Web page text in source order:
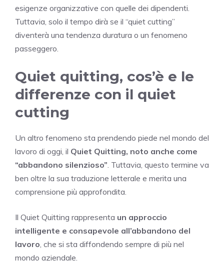
esigenze organizzative con quelle dei dipendenti.
Tuttavia, solo il tempo dirà se il “quiet cutting”
diventerà una tendenza duratura o un fenomeno
passeggero.
Quiet quitting, cos’è e le
differenze con il quiet
cutting
Un altro fenomeno sta prendendo piede nel mondo del
lavoro di oggi, il Quiet Quitting, noto anche come
“abbandono silenzioso” . Tuttavia, questo termine va
ben oltre la sua traduzione letterale e merita una
comprensione più approfondita.
Il Quiet Quitting rappresenta un approccio
intelligente e consapevole all’abbandono del
lavoro , che si sta diffondendo sempre di più nel
mondo aziendale.